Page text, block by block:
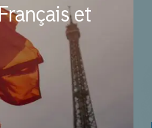
et